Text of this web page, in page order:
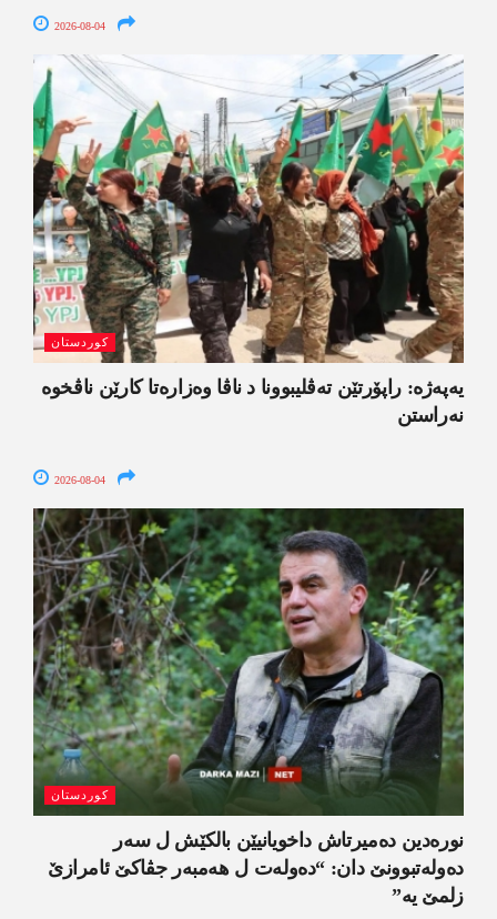
2026-08-04
کوردستان
یەپەژە: راپۆرتێن تەڤلیبوونا د ناڤا وەزارەتا کارێن ناڤخوە
نەراستن
2026-08-04
کوردستان
نورەدین دەمیرتاش داخویانیێن بالکێش ل سەر
دەولەتبوونێ دان: “دەولەت ل ھەمبەر جڤاکێ ئامرازێ
زلمێ یە”